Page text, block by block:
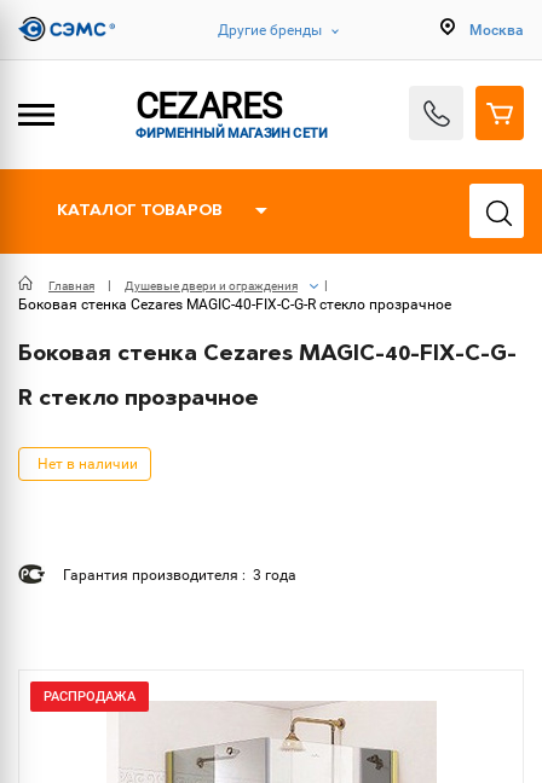
Другие бренды Москва
CEZARES
ФИРМЕННЫЙ МАГАЗИН СЕТИ
КАТАЛОГ ТОВАРОВ
Главная Душевые двери и ограждения
Боковая стенка Cezares MAGIC-40-FIX-C-G-R стекло прозрачное
Боковая стенка Cezares MAGIC-40-FIX-C-G-
R стекло прозрачное
Нет в наличии
Гарантия производителя : 3 года
РАСПРОДАЖА